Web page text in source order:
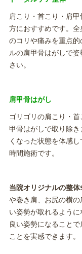
肩こり・首こり・肩
方におすすめです。
のコリや痛みを重点
ルの肩甲骨はがしで
さい。
肩甲骨はがし
ゴリゴリの肩こり・
甲骨はがしで取り除
くなった状態を体感
時間施術です。
当院オリジナルの整体
や巻き肩、お尻の横
い姿勢が取れるように
良い姿勢になること
ことを実感できます。